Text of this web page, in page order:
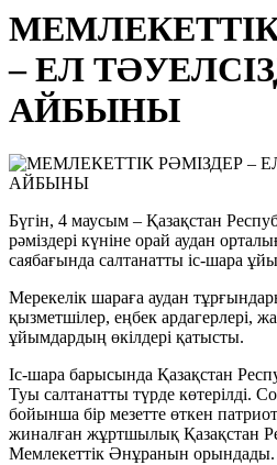
– ЕЛ
АЙБЫНЫ
Бүгін, 4 маусым – Қазақстан
рәміздері күніне орай аудан
саябағында салтанатты іс-шара
Мерекелік шараға аудан
қызметшілер, еңбек ардагерлері,
ұйымдардың өкілдері қатысты.
Іс-шара барысында Қазақстан
Туы салтанатты түрде көтерілді.
бойынша бір мезетте өткен
жиналған жұртшылық Қазақстан
Мемлекеттік Әнұранын орындады.